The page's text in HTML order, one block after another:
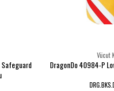
Safeguard
Vücut
DragonDo 40984-P